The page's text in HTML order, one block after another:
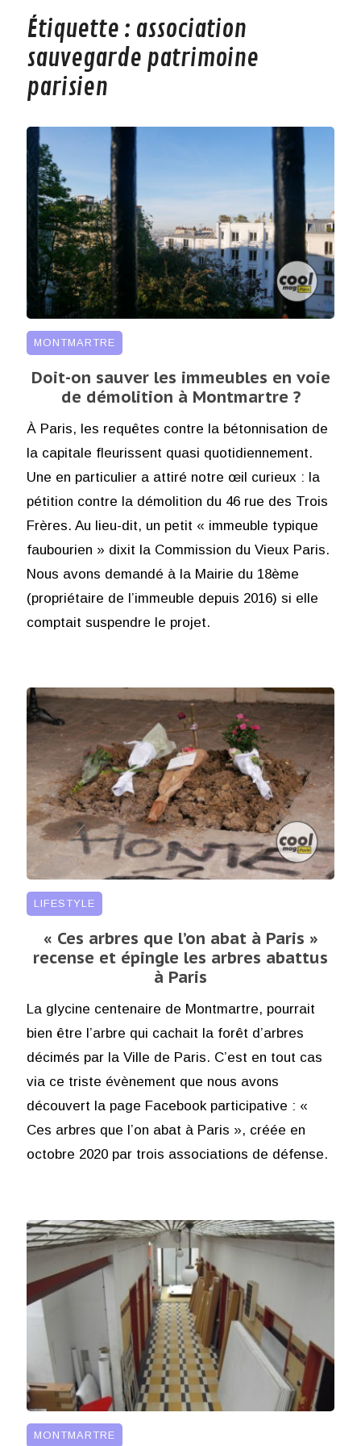
Étiquette : association
sauvegarde patrimoine
parisien
MONTMARTRE
Doit-on sauver les immeubles en voie
de démolition à Montmartre ?
À Paris, les requêtes contre la bétonnisation de
la capitale fleurissent quasi quotidiennement.
Une en particulier a attiré notre œil curieux : la
pétition contre la démolition du 46 rue des Trois
Frères. Au lieu-dit, un petit « immeuble typique
faubourien » dixit la Commission du Vieux Paris.
Nous avons demandé à la Mairie du 18ème
(propriétaire de l’immeuble depuis 2016) si elle
comptait suspendre le projet.
LIFESTYLE
« Ces arbres que l’on abat à Paris »
recense et épingle les arbres abattus
à Paris
La glycine centenaire de Montmartre, pourrait
bien être l’arbre qui cachait la forêt d’arbres
décimés par la Ville de Paris. C’est en tout cas
via ce triste évènement que nous avons
découvert la page Facebook participative : «
Ces arbres que l’on abat à Paris », créée en
octobre 2020 par trois associations de défense.
MONTMARTRE